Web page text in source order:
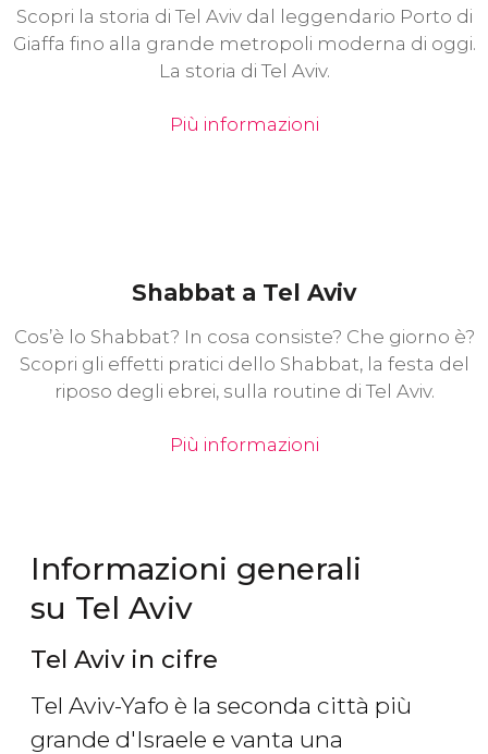
Scopri la storia di Tel Aviv dal leggendario Porto di
Giaffa fino alla grande metropoli moderna di oggi.
La storia di Tel Aviv.
Più informazioni
Shabbat a Tel Aviv
Cos’è lo Shabbat? In cosa consiste? Che giorno è?
Scopri gli effetti pratici dello Shabbat, la festa del
riposo degli ebrei, sulla routine di Tel Aviv.
Più informazioni
Informazioni generali
su Tel Aviv
Tel Aviv in cifre
Tel Aviv-Yafo è la seconda città più
grande d'Israele e vanta una